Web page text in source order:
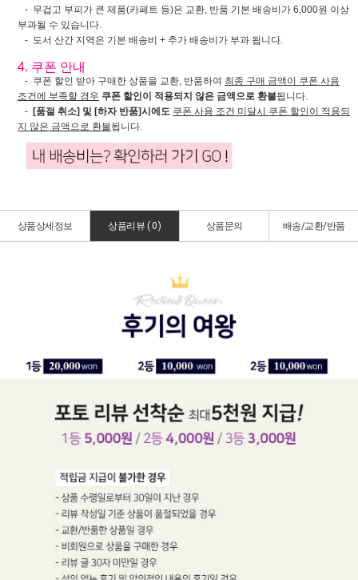
- 무겁고 부피가 큰 제품(카페트 등)은 교환, 반품 기본 배송비가 6,000원 이상
부과될 수 있습니다.
- 도서 산간 지역은 기본 배송비 + 추가 배송비가 부과 됩니다.
4. 쿠폰 안내
- 쿠폰 할인 받아 구매한 상품을 교환, 반품하여 최종 구매 금액이 쿠폰 사용
조건에 부족할 경우 쿠폰 할인이 적용되지 않은 금액으로 환불됩니다.
- [품절 취소] 및 [하자 반품]시에도 쿠폰 사용 조건 미달시 쿠폰 할인이 적용되
지 않은 금액으로 환불됩니다.
상품상세정보 상품리뷰 ( 0) 상품문의 배송/교환/반품